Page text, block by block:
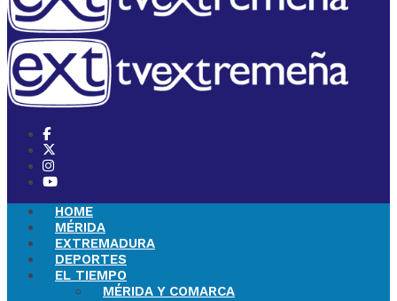
HOME
MÉRIDA
EXTREMADURA
DEPORTES
EL TIEMPO
MÉRIDA Y COMARCA